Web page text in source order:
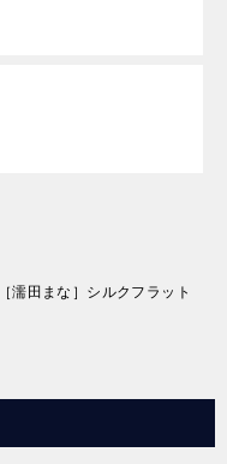
［濡田まな］シルクフラット